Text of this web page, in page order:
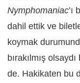
Nymphomaniac
dahil ettik ve
koymak
bırakılmış
de. Hakikaten bu